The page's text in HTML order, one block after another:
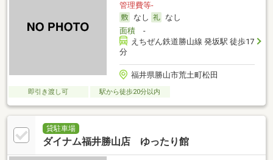
管理費等-
なし
なし
面積-
えちぜん鉄道勝山線 発坂駅 徒歩17
分
福井県勝山市荒土町松田
即引き渡し可 駅から徒歩20分以内
貸駐車場
ダイナム福井勝山店 ゆったり館